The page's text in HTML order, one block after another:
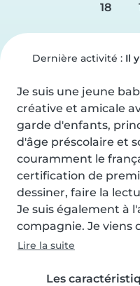
18
Dernière activité : Il
Je suis une jeune
créative et amicale
garde d'enfants,
d'âge préscolaire et
couramment le
certification de
dessiner, faire la
Je suis également à
compagnie. Je viens
Lire la suite
Les